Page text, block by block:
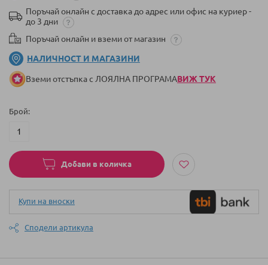
Поръчай онлайн с доставка до адрес или офис на куриер -
до 3 дни
Поръчай онлайн и вземи от магазин
НАЛИЧНОСТ И МАГАЗИНИ
Вземи отстъпка с ЛОЯЛНА ПРОГРАМАВИЖ ТУК
Брой
Добави в количка
Купи на вноски
Сподели артикула